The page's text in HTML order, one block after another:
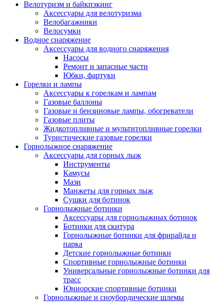
Велотуризм и байкпэкинг
Аксессуары для велотуризма
Велобагажники
Велосумки
Водное снаряжение
Аксессуары для водного снаряжения
Насосы
Ремонт и запасные части
Юбки, фартуки
Горелки и лампы
Аксессуары к горелкам и лампам
Газовые баллоны
Газовые и бензиновые лампы, обогреватели
Газовые плиты
Жидкотопливные и мультитопливные горелки
Туристические газовые горелки
Горнолыжное снаряжение
Аксессуары для горных лыж
Инструменты
Камусы
Мази
Манжеты для горных лыж
Сушки для ботинок
Горнолыжные ботинки
Аксессуары для горнолыжных ботинок
Ботинки для скитура
Горнолыжные ботинки для фрирайда и
парка
Детские горнолыжные ботинки
Спортивные горнолыжные ботинки
Универсальные горнолыжные ботинки для
трасс
Юниорские спортивные ботинки
Горнолыжные и сноубордические шлемы